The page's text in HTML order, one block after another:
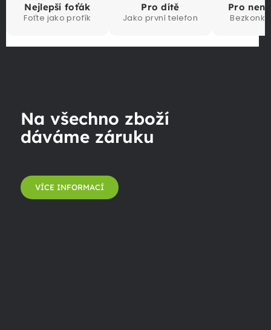
Nejlepší foťák
Foťte jako profík
Pro dítě
Jako první telefon
Pro
Na všechno zboží
dáváme záruku
VÍCE INFORMACÍ